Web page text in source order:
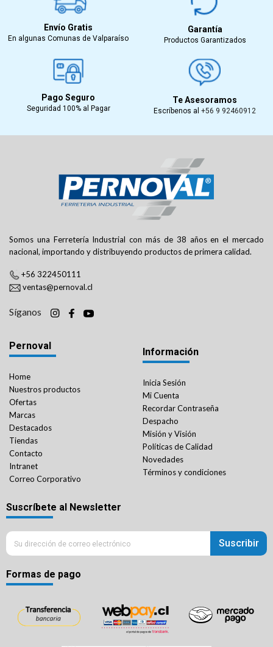
Envío Gratis
En algunas Comunas de Valparaíso
Garantía
Productos Garantizados
Pago Seguro
Seguridad 100% al Pagar
Te Asesoramos
Escríbenos al +56 9 92460912
Somos una Ferretería Industrial con más de 38 años en el mercado
nacional, importando y distribuyendo productos de primera calidad.
+56 322450111
ventas@pernoval.cl
Síganos
Pernoval
Home
Nuestros productos
Ofertas
Marcas
Destacados
Tiendas
Contacto
Intranet
Correo Corporativo
Información
Inicia Sesión
Mi Cuenta
Recordar Contraseña
Despacho
Misión y Visión
Políticas de Calidad
Novedades
Términos y condiciones
Suscríbete al Newsletter
Suscribir
Formas de pago